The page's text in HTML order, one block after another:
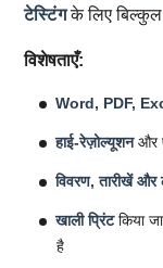
टेस्टिंगके लिए बिल्कुल
विशेषताएँ:
Word, PDF,
हाई-रेज़ोल्यूशनऔर
विवरण, तारीखें और
खाली प्रिंटकिया
है